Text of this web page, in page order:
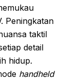
Peningkatan
taktil
detail
hidup.
handheld